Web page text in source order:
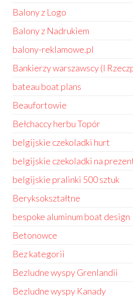
Balony z Logo
Balony z Nadrukiem
balony-reklamowe.pl
Bankierzy warszawscy (I
bateau boat plans
Beaufortowie
Bełchaccy herbu Topór
belgijskie czekoladki hurt
belgijskie czekoladki na
belgijskie pralinki 500 sztuk
Beryksokształtne
bespoke aluminum boat design
Betonowce
Bez kategorii
Bezludne wyspy Grenlandii
Bezludne wyspy Kanady